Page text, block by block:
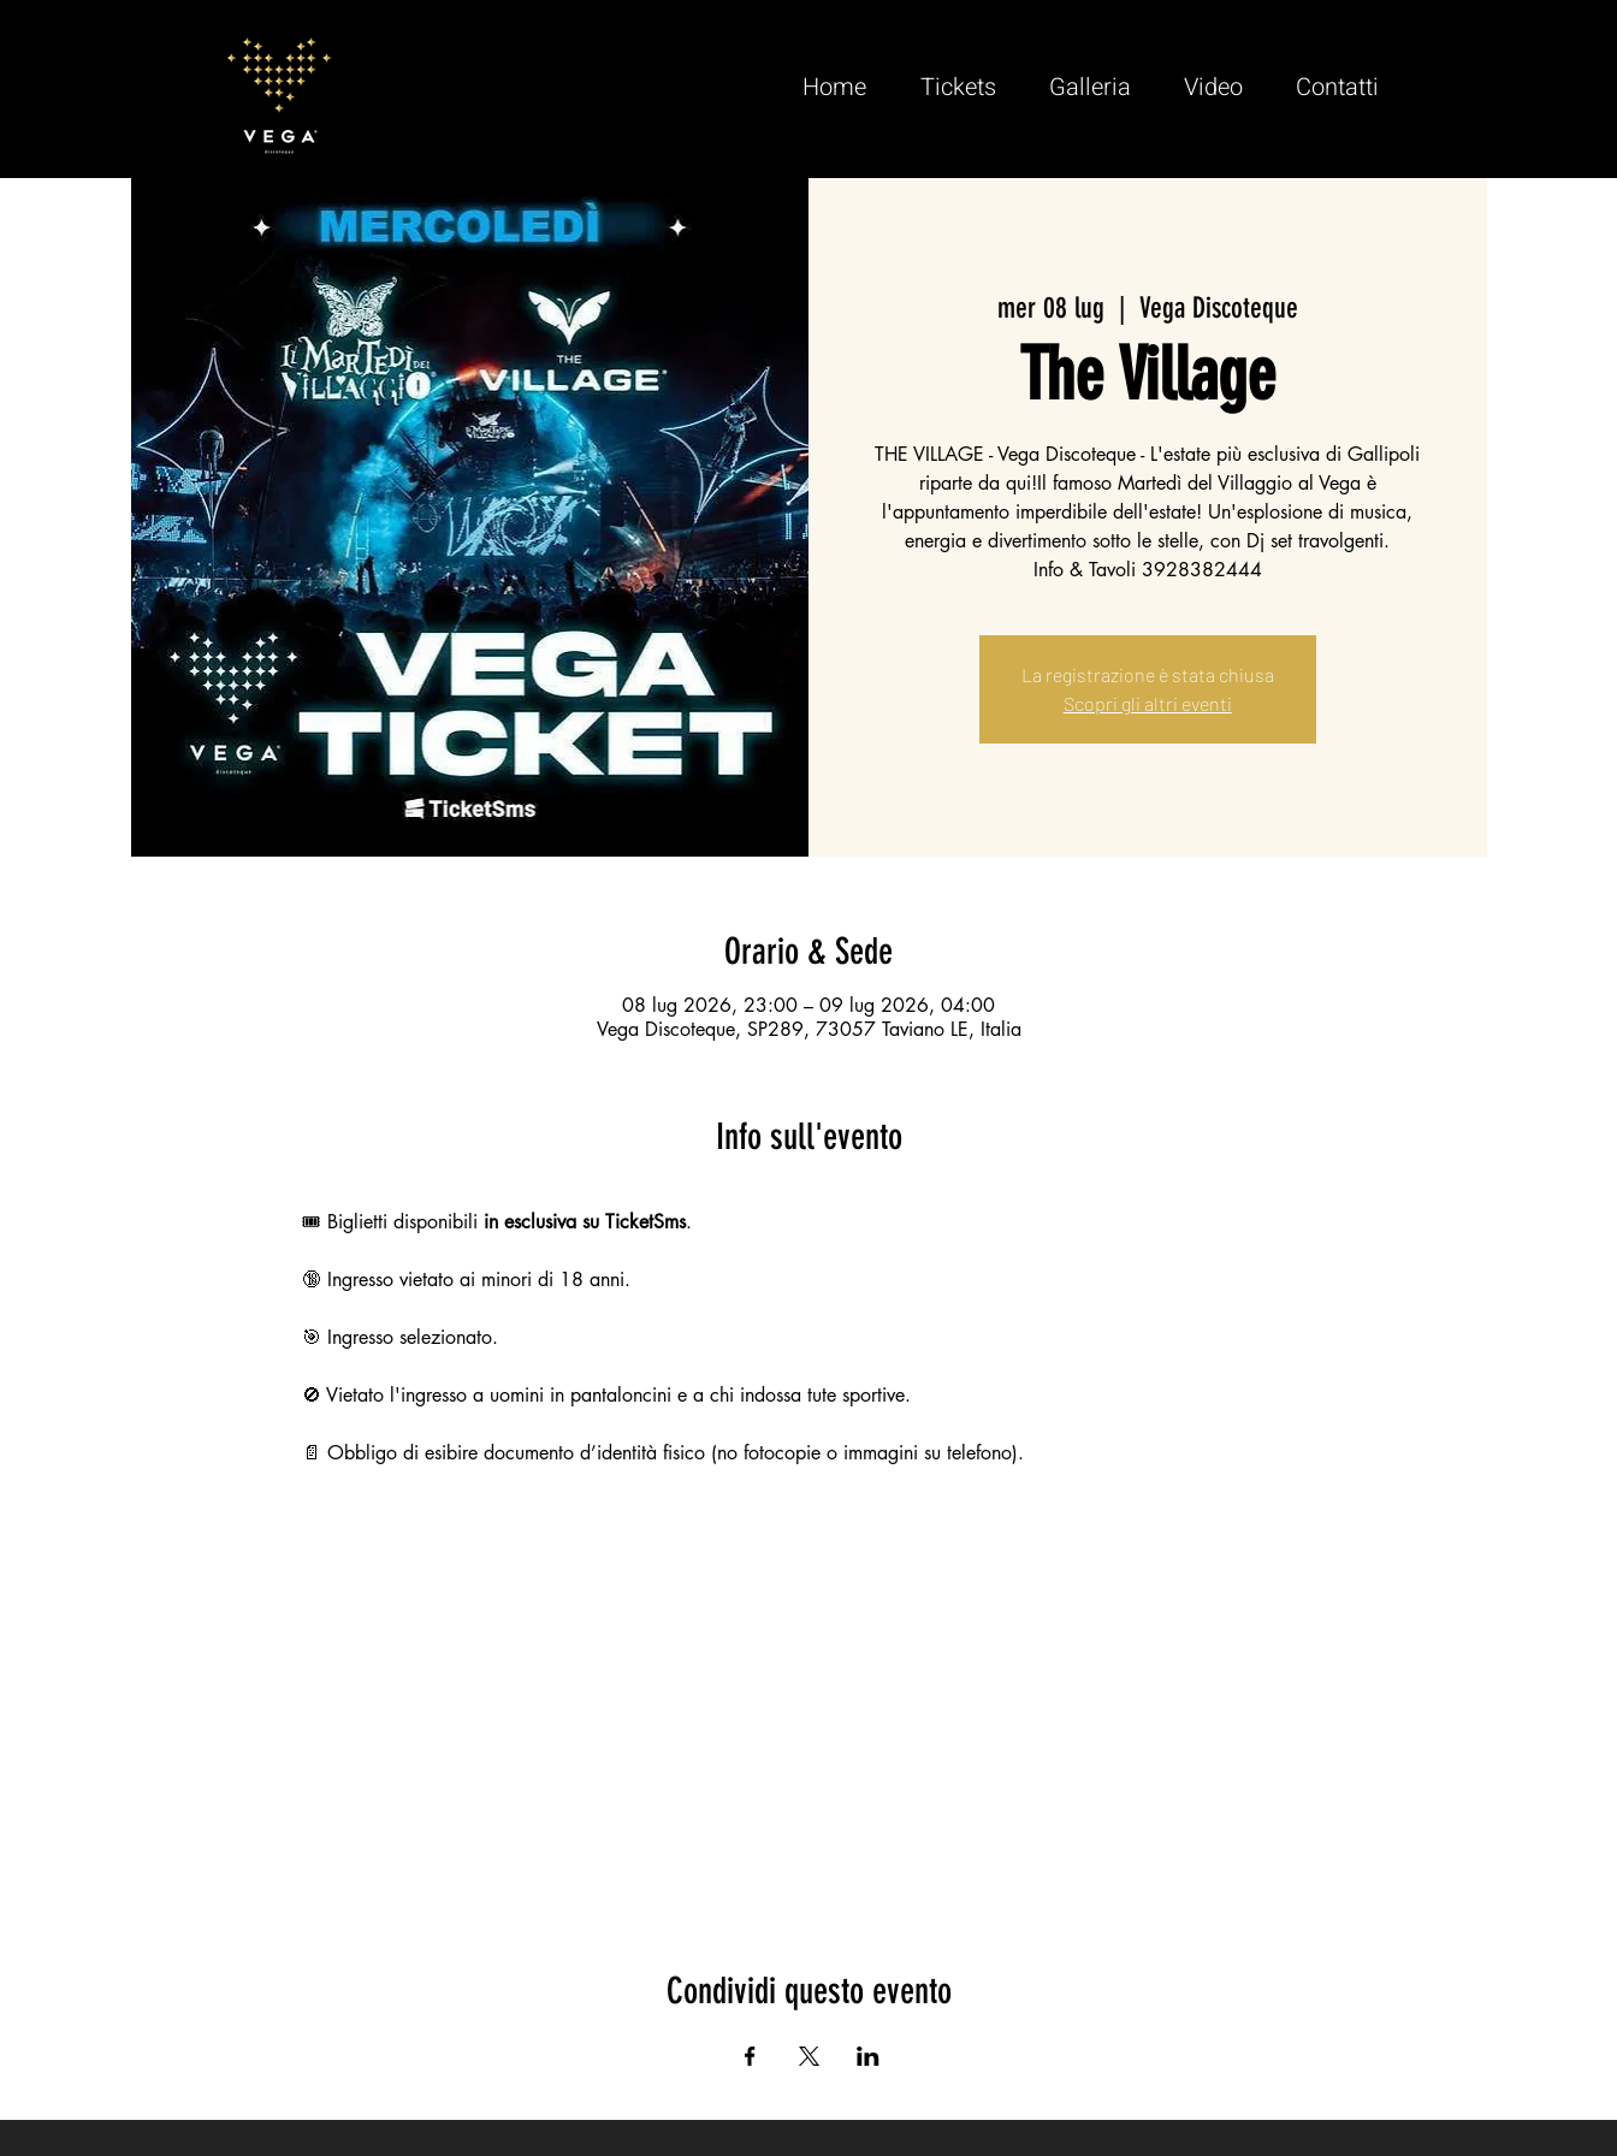
Home Tickets Galleria Video Contatti
mer 08 lug Vega Discoteque
The Village
THE VILLAGE - Vega Discoteque - L'estate più esclusiva di Gallipoli
riparte da qui!Il famoso Martedì del Villaggio al Vega è
l'appuntamento imperdibile dell'estate! Un'esplosione di musica,
energia e divertimento sotto le stelle, con Dj set travolgenti.
Info & Tavoli 3928382444
La registrazione è stata chiusa
Scopri gli altri eventi
Orario & Sede
08 lug 2026, 23:00 – 09 lug 2026, 04:00
Vega Discoteque, SP289, 73057 Taviano LE, Italia
Info sull'evento
🎟️ Biglietti disponibili in esclusiva su TicketSms.
🔞 Ingresso vietato ai minori di 18 anni.
🎯 Ingresso selezionato.
🚫 Vietato l'ingresso a uomini in pantaloncini e a chi indossa tute sportive.
📄 Obbligo di esibire documento d’identità fisico (no fotocopie o immagini su telefono).
Condividi questo evento